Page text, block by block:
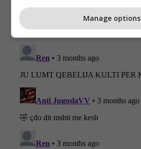
Manage options